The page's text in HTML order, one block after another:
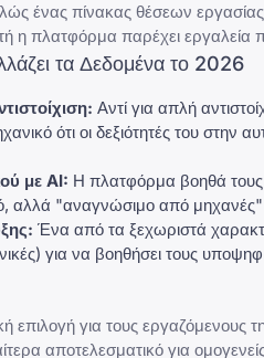
ένας πίνακας θέσεων
η πλατφόρμα παρέχει
τα Δεδομένα το 2026
Αντί για απλή
ότι οι δεξιότητές του στην
με AI: Η πλατφόρμα βοηθά τους
αλλά "αναγνώσιμο από
Ένα από τα ξεχωριστά
για να βοηθήσει τους
επιλογή για τους
αποτελεσματικό για